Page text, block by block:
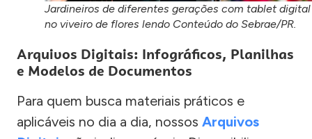
Jardineiros de diferentes gerações com tablet digital
no viveiro de flores lendo Conteúdo do Sebrae/PR.
Arquivos Digitais: Infográficos, Planilhas
e Modelos de Documentos
Para quem busca materiais práticos e
aplicáveis no dia a dia, nossos Arquivos